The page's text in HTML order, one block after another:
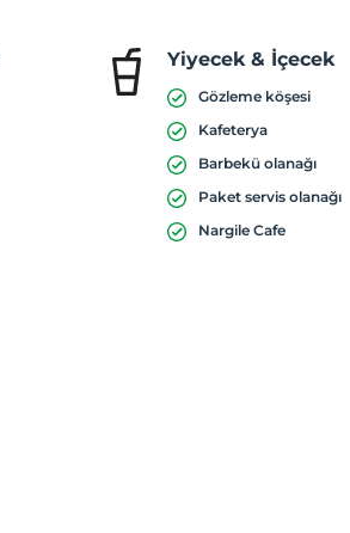
Yiyecek & İçecek
Gözleme köşesi
Kafeterya
Barbekü olanağı
Paket servis olanağı
Nargile Cafe